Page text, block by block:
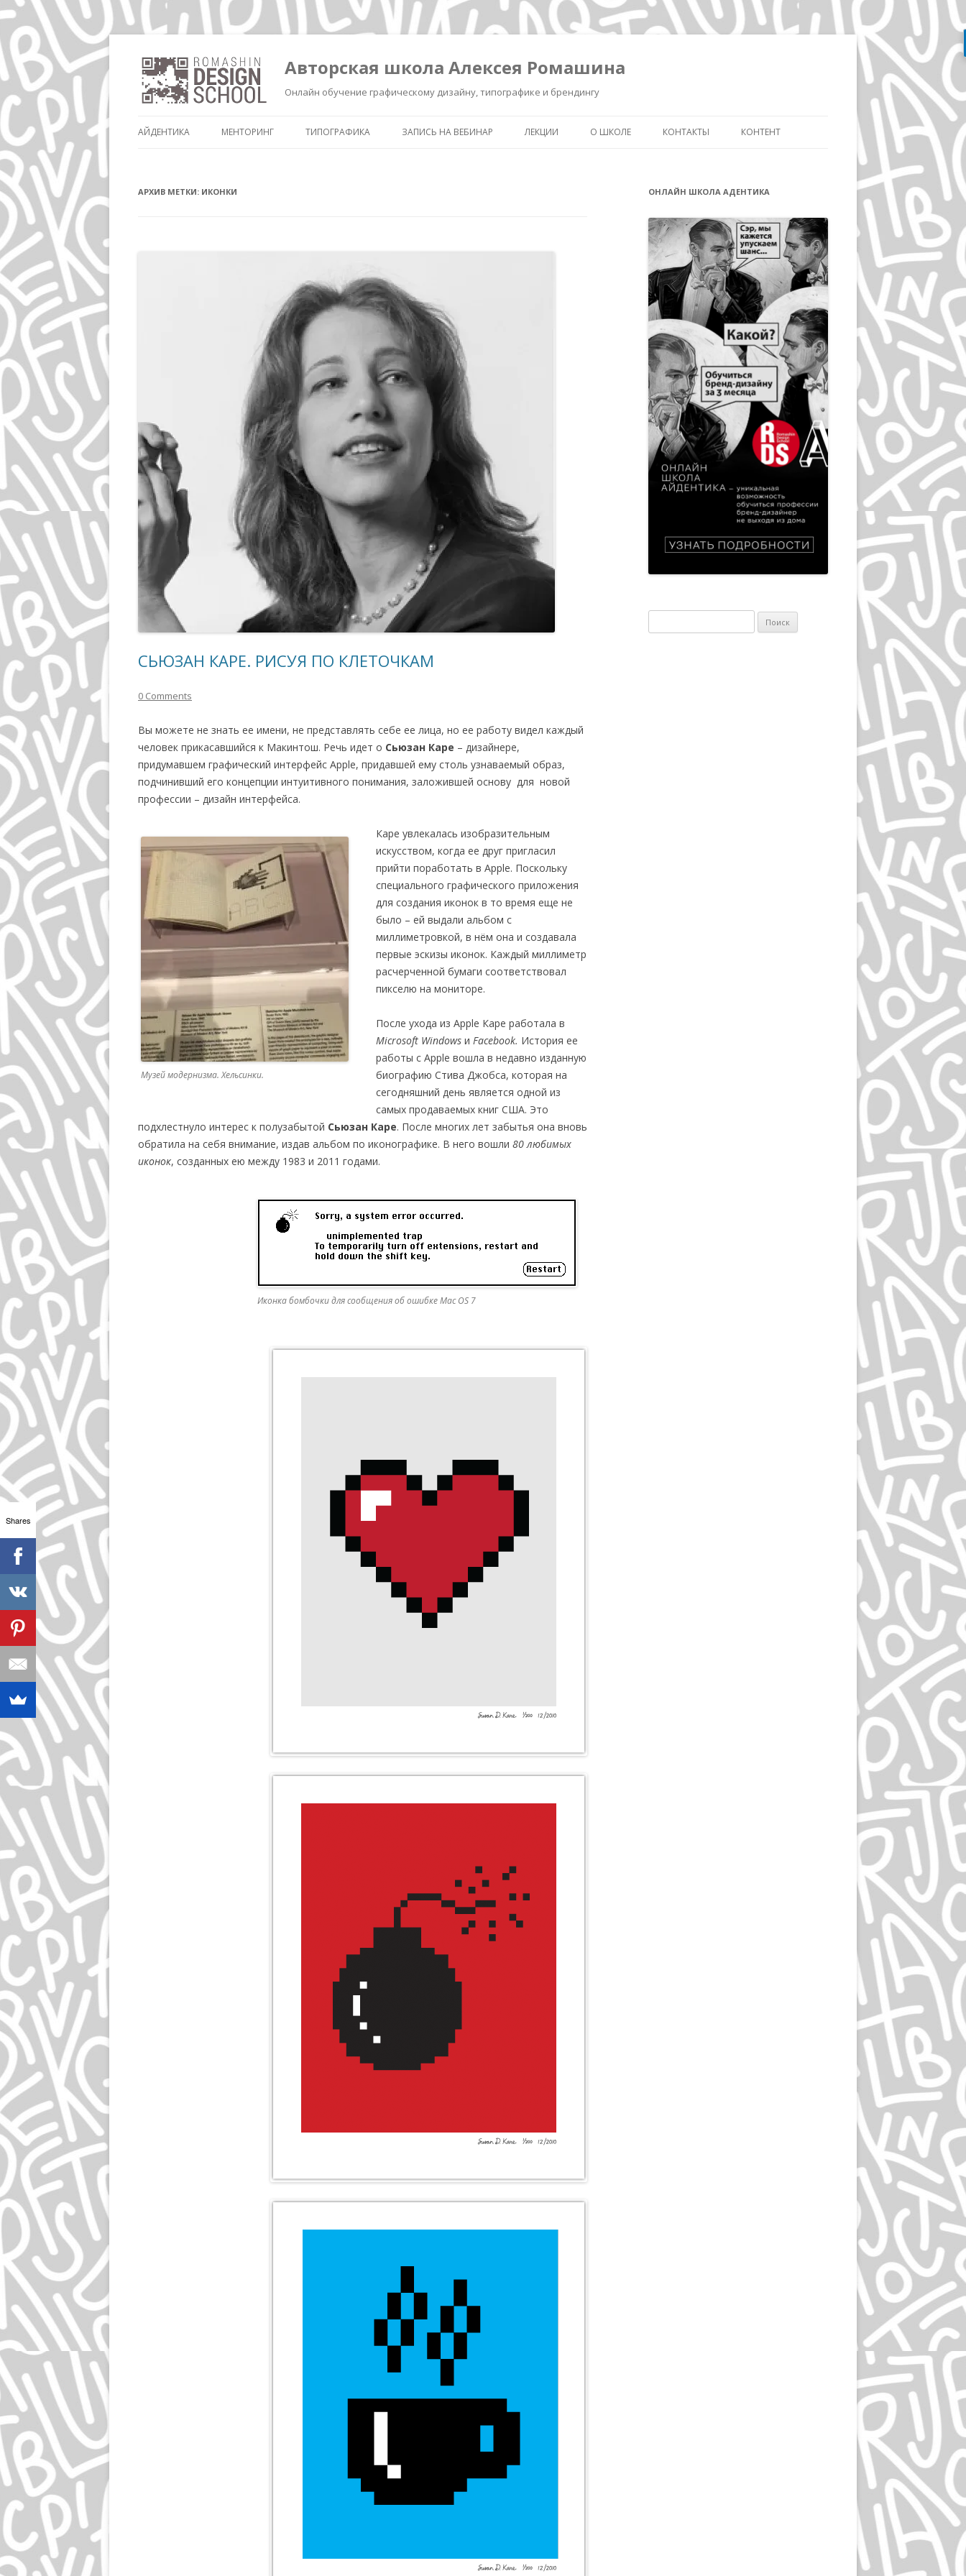
Авторская школа Алексея Ромашина
Онлайн обучение графическому дизайну, типографике и брендингу
АЙДЕНТИКА МЕНТОРИНГ ТИПОГРАФИКА ЗАПИСЬ НА ВЕБИНАР ЛЕКЦИИ
ДИЗАЙНЕРОВ И РЕКЛАМИСТОВ»
О ШКОЛЕ
ОБУЧЕНИЕ ДИЗАЙНУ И
КОНТАКТЫ КОНТЕНТ
ЭВОЛЮЦИЯ АЙДЕНТИКИ
ДЭВИД КАРСОН
ВОЛЬФГАНГ ВАЙНГАРД
ГЕРБ ЛЮБАЛИН
ПОЛ РЕНД
ЭПРИЛ ГРЕЙМАН
ИВАН ЧЕРМАЕВ
АЛАН ФЛЕТЧЕР
ГРУППА HIPGNOSIS
KАРЕЛ МАРТЕНС
РОЛЬФ МЮЛЛЕР
ДАН РАЙЗИНГЕР
ВЕРНЕР ЕККЕР
ДМИТРИЙ КАВКО
ЛЕЙЕНДЕКЕР
АРХИВ МЕТКИ: ИКОНКИ
СЬЮЗАН КАРЕ. РИСУЯ ПО КЛЕТОЧКАМ
0 Comments
Вы можете не знать ее имени, не представлять себе ее лица, но ее работу видел каждый
человек прикасавшийся к Макинтош. Речь идет о Сьюзан Каре – дизайнере,
придумавшем графический интерфейс Apple, придавшей ему столь узнаваемый образ,
подчинивший его концепции интуитивного понимания, заложившей основу для новой
профессии – дизайн интерфейса.
Музей модернизма. Хельсинки.
Каре увлекалась изобразительным
искусством, когда ее друг пригласил
прийти поработать в Apple. Поскольку
специального графического приложения
для создания иконок в то время еще не
было – ей выдали альбом с
миллиметровкой, в нём она и создавала
первые эскизы иконок. Каждый миллиметр
расчерченной бумаги соответствовал
пикселю на мониторе.
После ухода из Apple Каре работала в
Microsoft Windows и Facebook. История ее
работы с Apple вошла в недавно изданную
биографию Стива Джобса, которая на
сегодняшний день является одной из
самых продаваемых книг США. Это
подхлестнуло интерес к полузабытой Сьюзан Каре. После многих лет забытья она вновь
обратила на себя внимание, издав альбом по иконографике. В него вошли 80 любимых
иконок, созданных ею между 1983 и 2011 годами.
Иконка бомбочки для сообщения об ошибке Mac OS 7
ОНЛАЙН ШКОЛА АДЕНТИКА
Shares